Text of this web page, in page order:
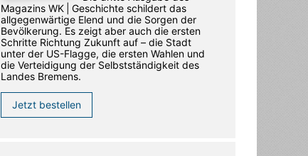
Magazins WK | Geschichte schildert das
allgegenwärtige Elend und die Sorgen der
Bevölkerung. Es zeigt aber auch die ersten
Schritte Richtung Zukunft auf – die Stadt
unter der US-Flagge, die ersten Wahlen und
die Verteidigung der Selbstständigkeit des
Landes Bremens.
Jetzt bestellen